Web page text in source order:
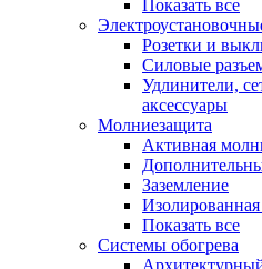
Показать все
Розетки и
Силовые
Удлинители,
аксессуары
Молниезащита
Активная
Заземление
Показать все
Системы обогрева